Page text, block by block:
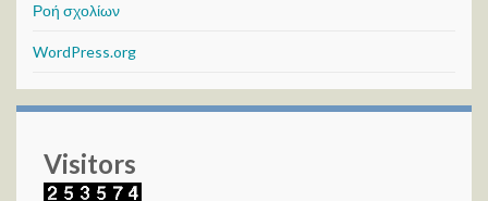
Ροή σχολίων
WordPress.org
Visitors